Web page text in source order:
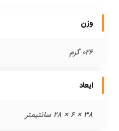
وزن
026 گرم
ابعاد
38 × 6 × 28 سانتیمتر